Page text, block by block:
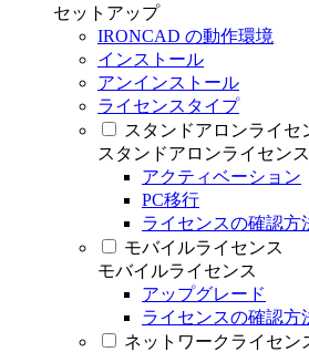
セットアップ
IRONCAD の動作環境
インストール
アンインストール
ライセンスタイプ
スタンドアロンライセ
スタンドアロンライセンス
アクティベーション
PC移行
ライセンスの確認方
モバイルライセンス
モバイルライセンス
アップグレード
ライセンスの確認方
ネットワークライセン